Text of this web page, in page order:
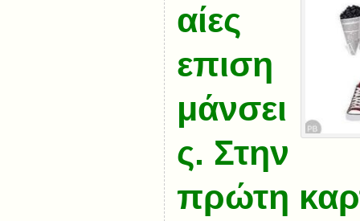
αίες
επιση
μάνσει
ς. Στην
πρώτη